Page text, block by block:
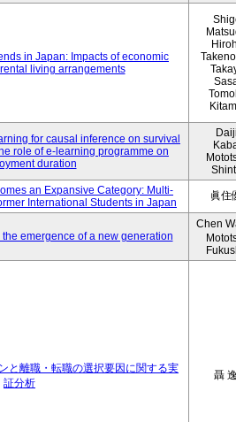
in Japan: Impacts of economic
living arrangements
for causal inference on survival
role of e-learning programme on
duration
an Expansive Category: Multi-
International Students in Japan
眞住
emergence of a new generation
Chen
と離職・転職の選択要因に関する実
証分析
聶